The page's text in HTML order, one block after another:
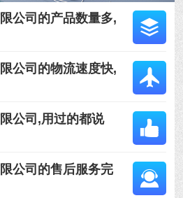
公司的产品数量多,
公司的物流速度快,
公司,用过的都说
公司的售后服务完